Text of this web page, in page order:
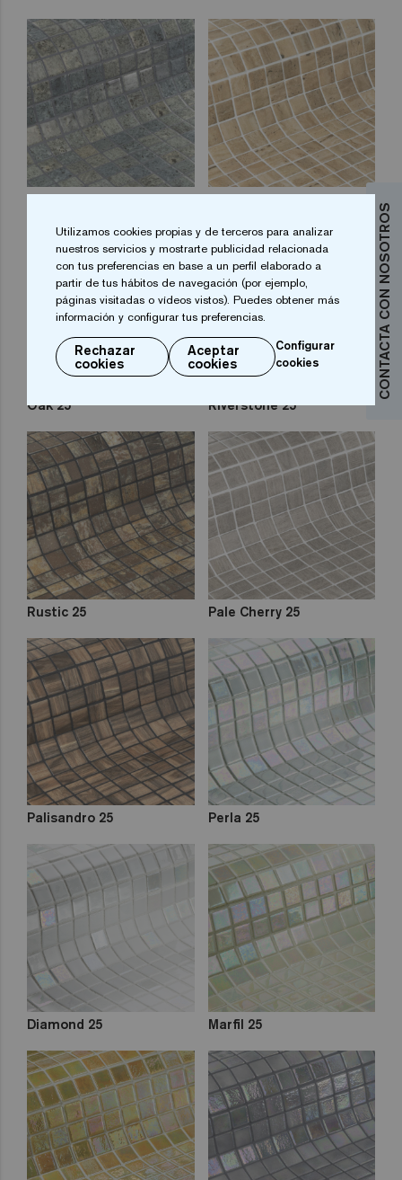
CONTACTA CON NOSOTROS
Bali Stone 25 Travertino 25
Oak 25 Riverstone 25
Rustic 25 Pale Cherry 25
Palisandro 25 Perla 25
Diamond 25 Marfil 25
Utilizamos cookies propias y de terceros para analizar
nuestros servicios y mostrarte publicidad relacionada
con tus preferencias en base a un perfil elaborado a
partir de tus hábitos de navegación (por ejemplo,
páginas visitadas o vídeos vistos). Puedes obtener más
información y configurar tus preferencias.
Rechazar
cookies
Aceptar
cookies
Configurar
cookies